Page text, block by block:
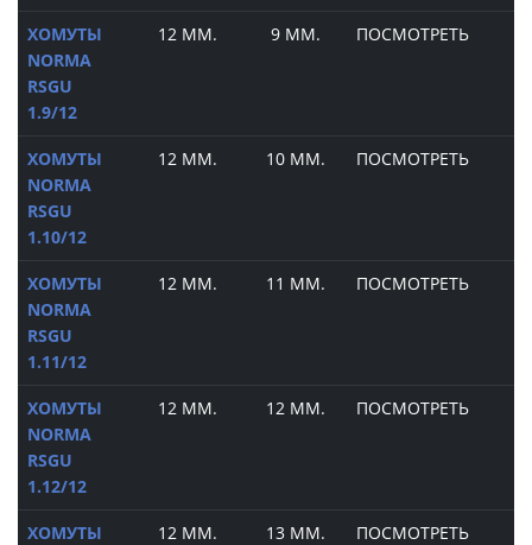
ХОМУТЫ
NORMA
RSGU
1.9/12
12 ММ. 9 ММ. ПОСМОТРЕТЬ
ХОМУТЫ
NORMA
RSGU
1.10/12
12 ММ. 10 ММ. ПОСМОТРЕТЬ
ХОМУТЫ
NORMA
RSGU
1.11/12
12 ММ. 11 ММ. ПОСМОТРЕТЬ
ХОМУТЫ
NORMA
RSGU
1.12/12
12 ММ. 12 ММ. ПОСМОТРЕТЬ
ХОМУТЫ
12 ММ. 13 ММ. ПОСМОТРЕТЬ